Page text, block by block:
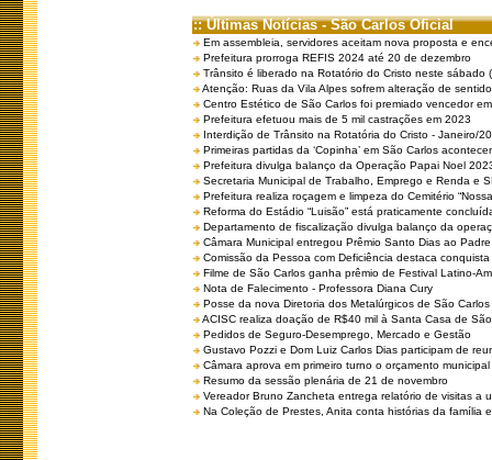
:: Últimas Notícias - São Carlos Oficial
Em assembleia, servidores aceitam nova proposta e
Prefeitura prorroga REFIS 2024 até 20 de dezembro
Trânsito é liberado na Rotatório do Cristo neste sábado
Atenção: Ruas da Vila Alpes sofrem alteração de
Centro Estético de São Carlos foi premiado vencedor
Prefeitura efetuou mais de 5 mil castrações em 2023
Interdição de Trânsito na Rotatória do Cristo - Janeiro/
Primeiras partidas da ‘Copinha’ em São Carlos
Prefeitura divulga balanço da Operação Papai Noel
Secretaria Municipal de Trabalho, Emprego e Renda e
Prefeitura realiza roçagem e limpeza do Cemitério
Reforma do Estádio “Luisão” está praticamente
Departamento de fiscalização divulga balanço da
Câmara Municipal entregou Prêmio Santo Dias ao
Comissão da Pessoa com Deficiência destaca
Filme de São Carlos ganha prêmio de Festival Latino-
Nota de Falecimento - Professora Diana Cury
Posse da nova Diretoria dos Metalúrgicos de São
ACISC realiza doação de R$40 mil à Santa Casa de
Pedidos de Seguro-Desemprego, Mercado e Gestão
Gustavo Pozzi e Dom Luiz Carlos Dias participam de
Câmara aprova em primeiro turno o orçamento
Resumo da sessão plenária de 21 de novembro
Vereador Bruno Zancheta entrega relatório de visitas a
Na Coleção de Prestes, Anita conta histórias da família